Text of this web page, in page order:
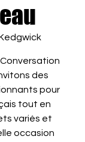
des
pour
tout en
variés et
occasion